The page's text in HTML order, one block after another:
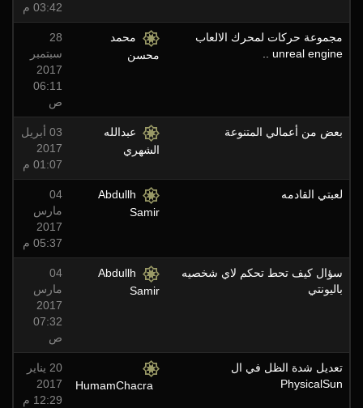
03:42 م
مجموعة حركات لمحرك الالعاب
unreal engine ..
محمد
محسن
28
سبتمبر
2017
06:11
ص
بعض من أعمالي المتنوعة
عبدالله
الشهري
03 أبريل
2017
01:07 م
لعبتي القادمه
Abdullh
Samir
04
مارس
2017
05:37 م
سؤال كيف تحط تحكم لاي شخصيه
باليونتي
Abdullh
Samir
04
مارس
2017
07:32
ص
تعديل شدة الظل في ال
PhysicalSun
20 يناير
2017
12:29 م